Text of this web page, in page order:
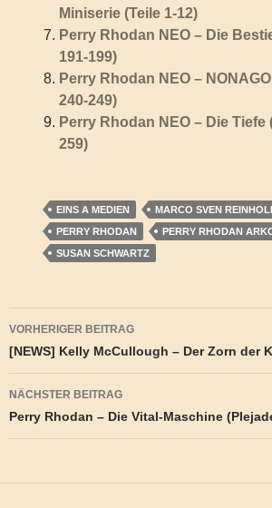
Miniserie (Teile 1-12)
Perry Rhodan NEO – Die
191-199)
Perry Rhodan NEO –
240-249)
Perry Rhodan NEO – Die Tiefe
259)
EINS A MEDIEN
MARCO SVEN
PERRY RHODAN
PERRY RHODAN
SUSAN SCHWARTZ
Beitragsnavigation
VORHERIGER BEITRAG
[NEWS] Kelly McCullough – Der Zorn der
NÄCHSTER BEITRAG
Perry Rhodan – Die Vital-Maschine